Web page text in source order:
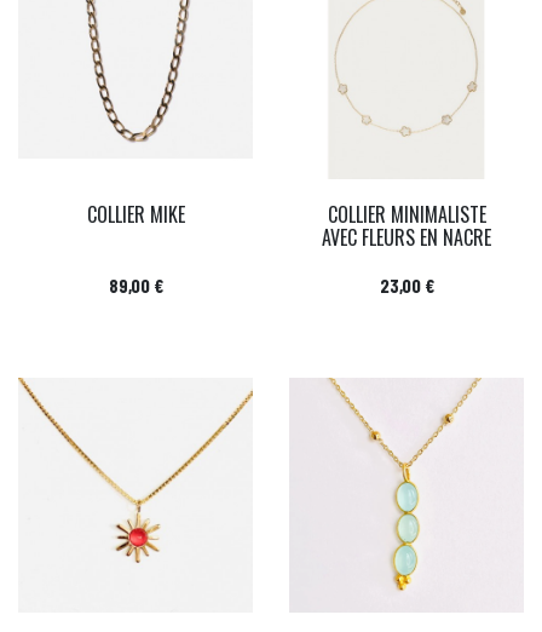
COLLIER MIKE
Prix
89,00 €
COLLIER MINIMALISTE
AVEC FLEURS EN NACRE
Prix
23,00 €